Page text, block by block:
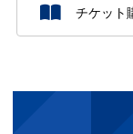
チケット